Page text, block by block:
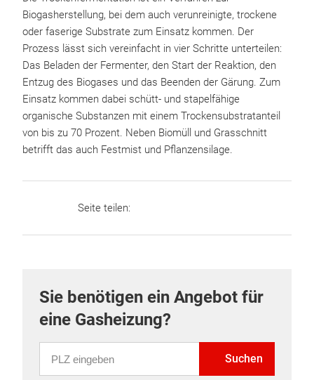
Biogasherstellung, bei dem auch verunreinigte, trockene
oder faserige Substrate zum Einsatz kommen. Der
Prozess lässt sich vereinfacht in vier Schritte unterteilen:
Das Beladen der Fermenter, den Start der Reaktion, den
Entzug des Biogases und das Beenden der Gärung. Zum
Einsatz kommen dabei schütt- und stapelfähige
organische Substanzen mit einem Trockensubstratanteil
von bis zu 70 Prozent. Neben Biomüll und Grasschnitt
betrifft das auch Festmist und Pflanzensilage.
Seite teilen:
Sie benötigen ein Angebot für
eine Gasheizung?
Suchen